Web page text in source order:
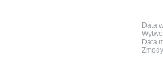
Data
Data